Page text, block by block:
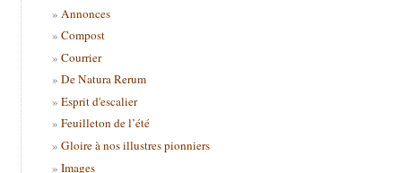
Annonces
Compost
Courrier
De Natura Rerum
Esprit d'escalier
Feuilleton de l’été
Gloire à nos illustres pionniers
Images